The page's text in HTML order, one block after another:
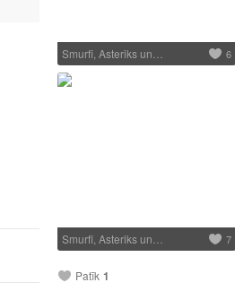
Smurfi, Asteriks un… 6
Smurfi, Asteriks un… 7
Patīk 1